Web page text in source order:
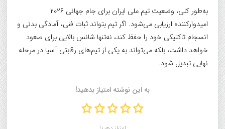
به‌طور کلی، وضعیت تیم ملی ایران برای جام جهانی ۲۰۲۶
امیدوارکننده ارزیابی می‌شود. اگر تیم بتواند ثبات فنی، آمادگی بدنی و
انسجام تاکتیکی خود را حفظ کند، نه‌تنها شانس بالایی برای صعود
خواهد داشت، بلکه می‌تواند به یکی از تیم‌های رقابتی آسیا در مرحله
نهایی تبدیل شود.
به این نوشته امتیاز بدهید!